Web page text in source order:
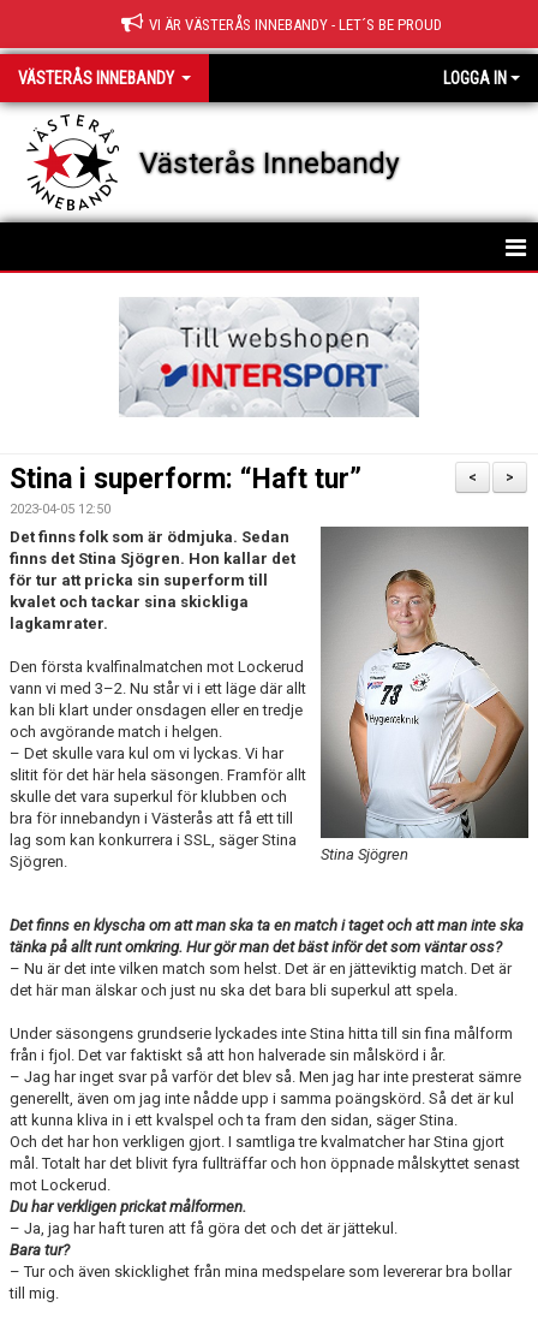
VI ÄR VÄSTERÅS INNEBANDY - LET´S BE PROUD
VÄSTERÅS INNEBANDY LOGGA IN
Västerås Innebandy
KLUBBFAKTA
LET´S BE PROUD
POLICYS
NYHETER
FÖRMÅNER
KALENDER UNGDOM
MATCHER DAM
MATCHER HERR
TRUPPEN DAM
TRUPPEN HERR
>
<
Stina i superform: “Haft tur”
2023-04-05 12:50
Stina Sjögren
Det finns folk som är ödmjuka. Sedan
finns det Stina Sjögren. Hon kallar det
för tur att pricka sin superform till
kvalet och tackar sina skickliga
lagkamrater.
Den första kvalfinalmatchen mot Lockerud
vann vi med 3–2. Nu står vi i ett läge där allt
kan bli klart under onsdagen eller en tredje
och avgörande match i helgen.
– Det skulle vara kul om vi lyckas. Vi har
slitit för det här hela säsongen. Framför allt
skulle det vara superkul för klubben och
bra för innebandyn i Västerås att få ett till
lag som kan konkurrera i SSL, säger Stina
Sjögren.
Det finns en klyscha om att man ska ta en match i taget och att man inte ska
tänka på allt runt omkring. Hur gör man det bäst inför det som väntar oss?
– Nu är det inte vilken match som helst. Det är en jätteviktig match. Det är
det här man älskar och just nu ska det bara bli superkul att spela.
Under säsongens grundserie lyckades inte Stina hitta till sin fina målform
från i fjol. Det var faktiskt så att hon halverade sin målskörd i år.
– Jag har inget svar på varför det blev så. Men jag har inte presterat sämre
generellt, även om jag inte nådde upp i samma poängskörd. Så det är kul
att kunna kliva in i ett kvalspel och ta fram den sidan, säger Stina.
Och det har hon verkligen gjort. I samtliga tre kvalmatcher har Stina gjort
mål. Totalt har det blivit fyra fullträffar och hon öppnade målskyttet senast
mot Lockerud.
Du har verkligen prickat målformen.
– Ja, jag har haft turen att få göra det och det är jättekul.
Bara tur?
– Tur och även skicklighet från mina medspelare som levererar bra bollar
till mig.